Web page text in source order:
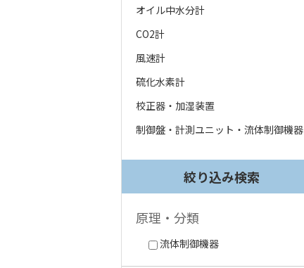
オイル中水分計
CO2計
風速計
硫化水素計
校正器・加湿装置
制御盤・計測ユニット・流体制御機器
絞り込み検索
原理・分類
流体制御機器